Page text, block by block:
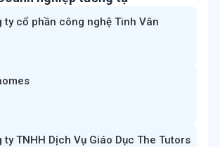
ty cổ phần công nghệ Tinh Vân
ty TNHH Dịch Vụ Giáo Dục The Tutors